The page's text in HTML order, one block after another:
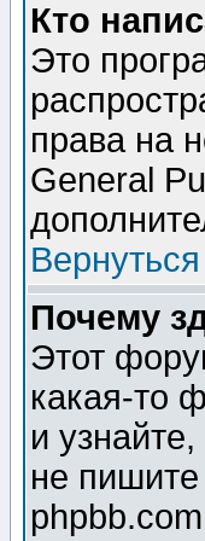
Кто
Это
права на
General
Почему
Этот
какая-то
и
не